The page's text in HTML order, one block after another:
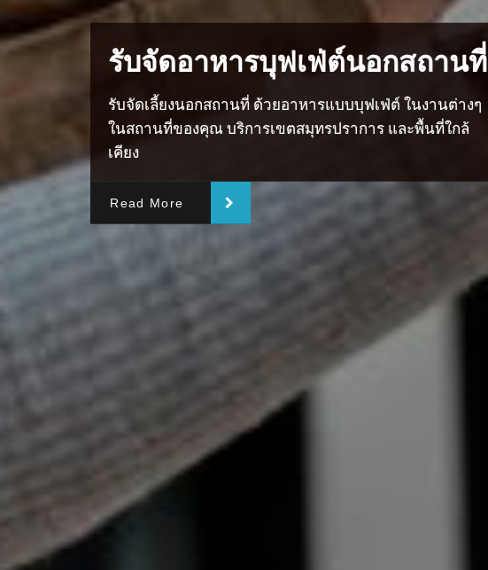
รับจัดอาหารบุฟเฟ่ต์นอกสถานที่
รับจัดเลี้ยงนอกสถานที่ ด้วยอาหารแบบบุฟเฟ่ต์ ในงานต่างๆ
ในสถานที่ของคุณ บริการเขตสมุทรปราการ และพื้นที่ใกล้
เคียง
Read More